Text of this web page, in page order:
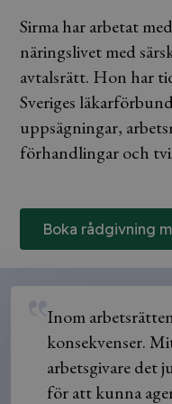
Sirma har arbetat
näringslivet med
avtalsrätt. Hon har
Sveriges
uppsägningar,
förhandlingar och
Boka rådgivning
Inom
konsekvenser.
arbetsgivare det
för att kunna